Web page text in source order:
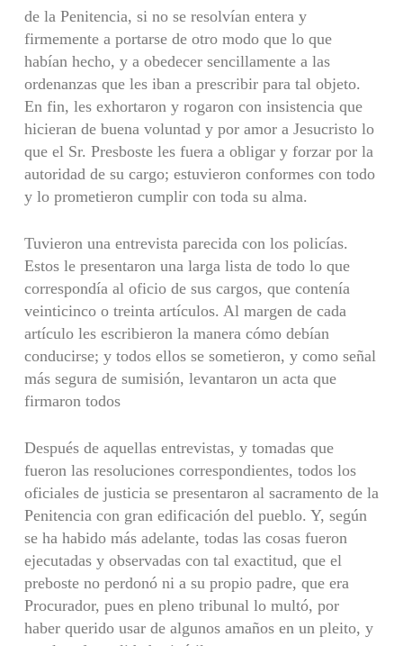
de la Penitencia, si no se resolvían entera y
firmemente a portarse de otro modo que lo que
habían hecho, y a obedecer sencillamente a las
ordenanzas que les iban a prescribir para tal objeto.
En fin, les exhortaron y rogaron con insistencia que
hicieran de buena voluntad y por amor a Jesucristo lo
que el Sr. Presboste les fuera a obligar y forzar por la
autoridad de su cargo; estuvieron conformes con todo
y lo prometieron cumplir con toda su alma.
Tuvieron una entrevista parecida con los policías.
Estos le presentaron una larga lista de todo lo que
correspondía al oficio de sus cargos, que contenía
veinticinco o treinta artículos. Al margen de cada
artículo les escribieron la manera cómo debían
conducirse; y todos ellos se sometieron, y como señal
más segura de sumisión, levantaron un acta que
firmaron todos
Después de aquellas entrevistas, y tomadas que
fueron las resoluciones correspondientes, todos los
oficiales de justicia se presentaron al sacramento de la
Penitencia con gran edificación del pueblo. Y, según
se ha habido más adelante, todas las cosas fueron
ejecutadas y observadas con tal exactitud, que el
preboste no perdonó ni a su propio padre, que era
Procurador, pues en pleno tribunal lo multó, por
haber querido usar de algunos amaños en un pleito, y